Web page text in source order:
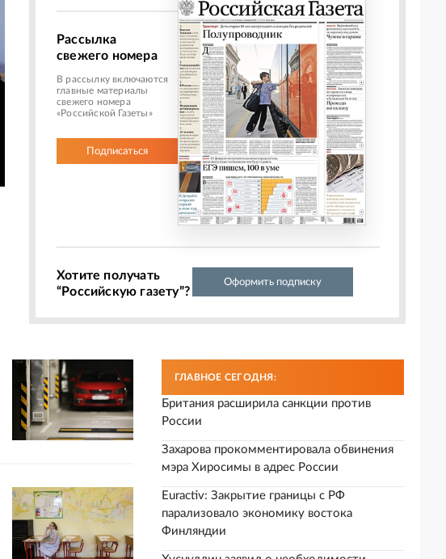
Рассылка
свежего номера
В рассылку включаются
главные материалы
свежего номера
«Российской Газеты»
Подписаться
Хотите получать
“Российскую газету”?
Оформить подписку
ГЛАВНОЕ СЕГОДНЯ:
Британия расширила санкции против
России
Захарова прокомментировала обвинения
мэра Хиросимы в адрес России
Euractiv: Закрытие границы с РФ
парализовало экономику востока
Финляндии